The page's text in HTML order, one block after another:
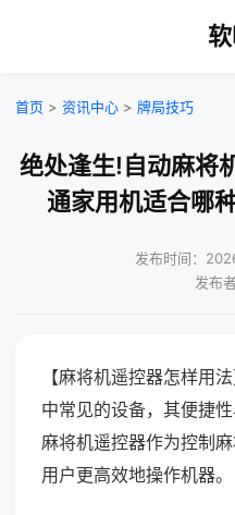
首页 > 资讯中心 > 牌局技巧
绝处逢生!自动麻将
通家用机适合哪
发布时间：
发布
【麻将机遥控器怎样用
中常见的设备，其便捷
麻将机遥控器作为控制
用户更高效地操作机器。